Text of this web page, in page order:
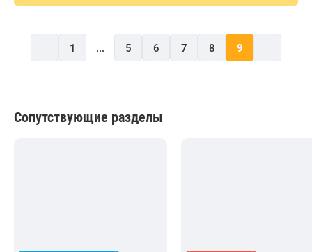
1 ... 5 6 7 8 9
Сопутствующие разделы